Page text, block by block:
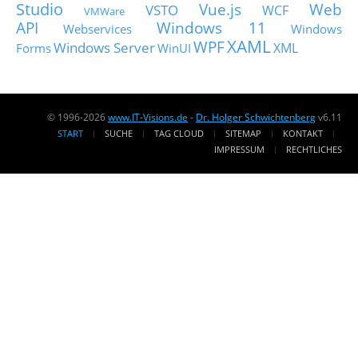
Studio
VMWare VSTO Vue.js WCF
Web
API
Webservices Windows 11
Windows
FormsWindows ServerWinUI WPFXAMLXML
© 1996-2026www.IT-Visions.de - Dr. Holger Schwichtenbergv6.11
START SUCHE TAG CLOUD SITEMAP
KONTAKT
IMPRESSUM
RECHTLICHES